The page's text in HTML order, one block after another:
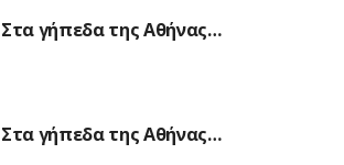
Στα γήπεδα της Αθήνας…
Στα γήπεδα της Αθήνας…